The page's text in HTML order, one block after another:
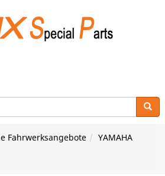
Fahrwerksangebote
YAMAHA